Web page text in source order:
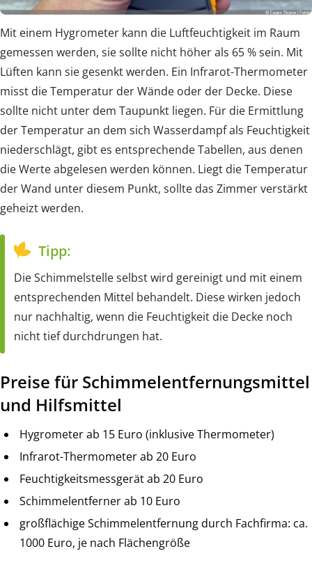
Mit einem Hygrometer kann die Luftfeuchtigkeit im Raum
gemessen werden, sie sollte nicht höher als 65 % sein. Mit
Lüften kann sie gesenkt werden. Ein Infrarot-Thermometer
misst die Temperatur der Wände oder der Decke. Diese
sollte nicht unter dem Taupunkt liegen. Für die Ermittlung
der Temperatur an dem sich Wasserdampf als Feuchtigkeit
niederschlägt, gibt es entsprechende Tabellen, aus denen
die Werte abgelesen werden können. Liegt die Temperatur
der Wand unter diesem Punkt, sollte das Zimmer verstärkt
geheizt werden.
Tipp:
Die Schimmelstelle selbst wird gereinigt und mit einem
entsprechenden Mittel behandelt. Diese wirken jedoch
nur nachhaltig, wenn die Feuchtigkeit die Decke noch
nicht tief durchdrungen hat.
Preise für Schimmelentfernungsmittel
und Hilfsmittel
Hygrometer ab 15 Euro (inklusive Thermometer)
Infrarot-Thermometer ab 20 Euro
Feuchtigkeitsmessgerät ab 20 Euro
Schimmelentferner ab 10 Euro
großflächige Schimmelentfernung durch Fachfirma: ca.
1000 Euro, je nach Flächengröße